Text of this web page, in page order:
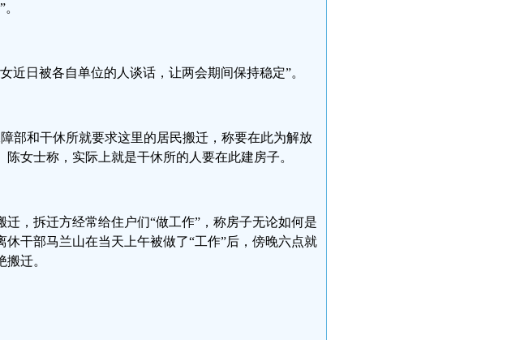
近日被各自单位的人谈话，让两会期间保持稳定”。
部和干休所就要求这里的居民搬迁，称要在此为解放
女士称，实际上就是干休所的人要在此建房子。
，拆迁方经常给住户们“做工作”，称房子无论如何是
休干部马兰山在当天上午被做了“工作”后，傍晚六点就
迁。